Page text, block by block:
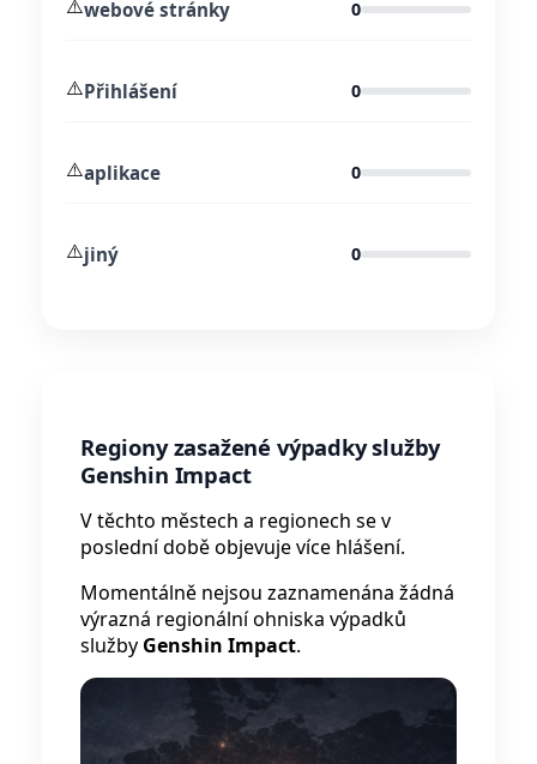
⚠️webové stránky 0
⚠️Přihlášení 0
⚠️aplikace 0
⚠️jiný 0
Regiony zasažené výpadky služby
Genshin Impact
V těchto městech a regionech se v
poslední době objevuje více hlášení.
Momentálně nejsou zaznamenána žádná
výrazná regionální ohniska výpadků
služby Genshin Impact.